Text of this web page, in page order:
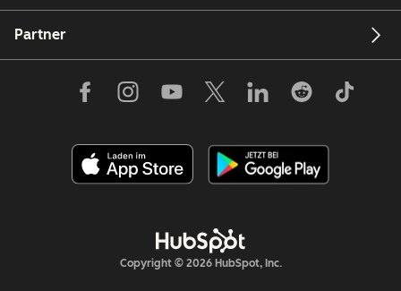
Partner
Copyright © 2026 HubSpot, Inc.